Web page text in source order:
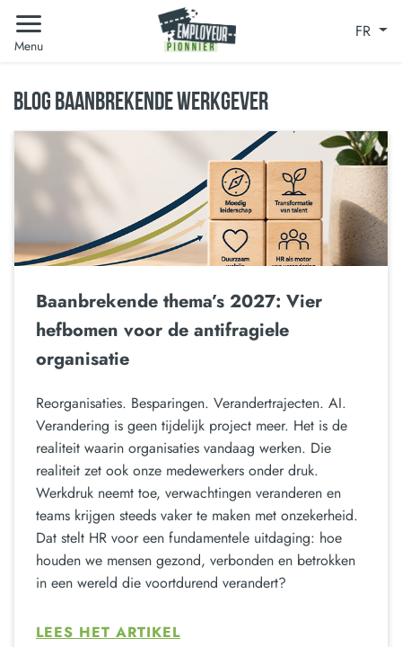
Menu
FR
BLOG BAANBREKENDE WERKGEVER
Baanbrekende thema’s 2027: Vier
hefbomen voor de antifragiele
organisatie
Reorganisaties. Besparingen. Verandertrajecten. AI.
Verandering is geen tijdelijk project meer. Het is de
realiteit waarin organisaties vandaag werken. Die
realiteit zet ook onze medewerkers onder druk.
Werkdruk neemt toe, verwachtingen veranderen en
teams krijgen steeds vaker te maken met onzekerheid.
Dat stelt HR voor een fundamentele uitdaging: hoe
houden we mensen gezond, verbonden en betrokken
in een wereld die voortdurend verandert?
LEES HET ARTIKEL